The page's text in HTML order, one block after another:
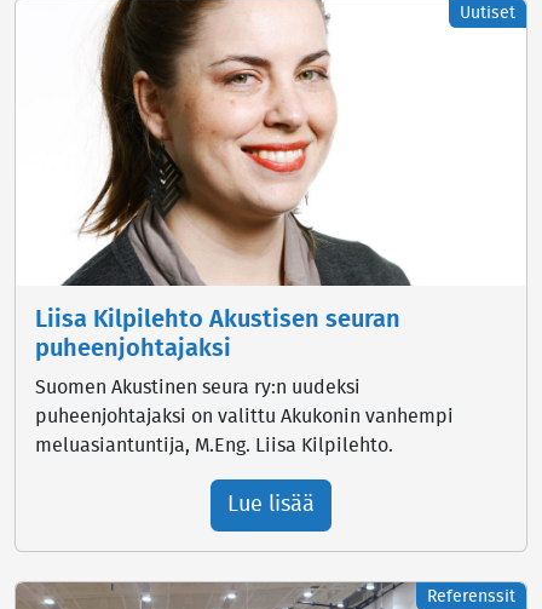
Uutiset
Liisa Kilpilehto Akustisen seuran
puheenjohtajaksi
Suomen Akustinen seura ry:n uudeksi
puheenjohtajaksi on valittu Akukonin vanhempi
meluasiantuntija, M.Eng. Liisa Kilpilehto.
Lue lisää
Referenssit